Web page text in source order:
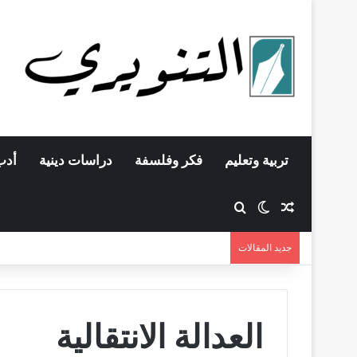
تربية وتعليم فكر وفلسفة دراسات دينية
مقال عشوائي
الوضع المظلم
جديد المقالات
العدالة الانتقالية